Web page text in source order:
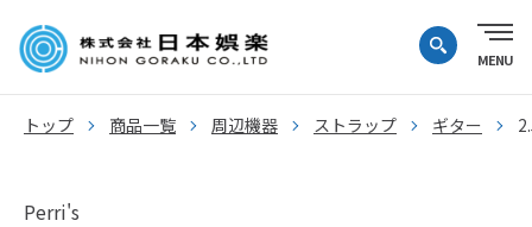
トップ 商品一覧 周辺機器 ストラップ ギター
Perri's